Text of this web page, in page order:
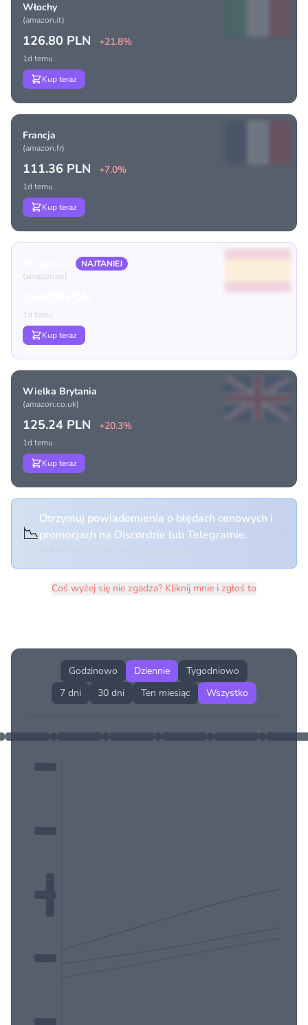
Włochy
(amazon.it)
126.80 PLN +21.8%
1d temu
Kup teraz
Francja
(amazon.fr)
111.36 PLN +7.0%
1d temu
Kup teraz
NAJTANIEJ
(amazon.es)
1d temu
Kup teraz
Wielka Brytania
(amazon.co.uk)
125.24 PLN +20.3%
1d temu
Kup teraz
📉
Otrzymuj powiadomienia o błędach cenowych i
promocjach na Discordzie lub Telegramie.
Coś wyżej się nie zgadza? Kliknij mnie i zgłoś to
Godzinowo Dziennie
Tygodniowo
7 dni
30 dni Ten miesiąc Wszystko